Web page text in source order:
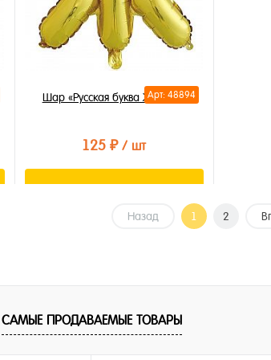
Арт: 48894
Шар «Русская буква Ж» 35см
125 ₽/ шт
Назад 1 2
САМЫЕ ПРОДАВАЕМЫЕ ТОВАРЫ